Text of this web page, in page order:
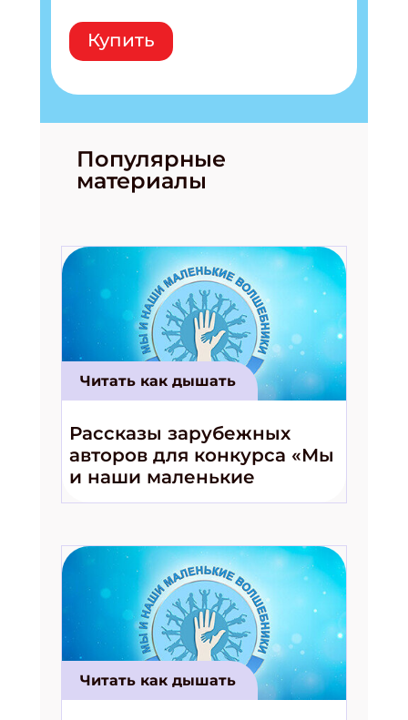
Купить
Популярные
материалы
Читать как дышать
Рассказы зарубежных
авторов для конкурса «Мы
и наши маленькие
волшебники!»
Читать как дышать
Подпишись на рассылку